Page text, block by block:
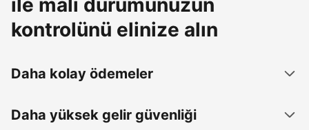
ile mali durumunuzun
kontrolünü elinize alın
Daha kolay ödemeler
Daha yüksek gelir güvenliği